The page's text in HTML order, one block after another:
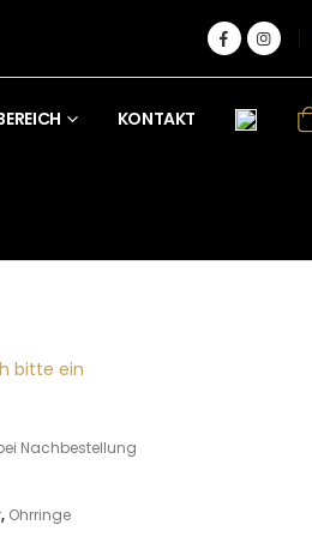
KONTAKT
bitte ein
Nachbestellung
, Ohrringe